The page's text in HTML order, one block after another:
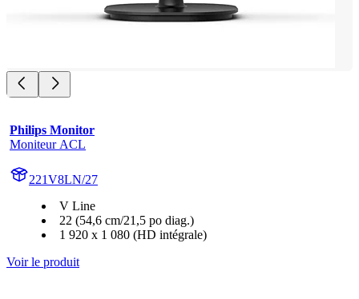
Philips Monitor
Moniteur ACL
221V8LN/27
V Line
22 (54,6 cm/21,5 po diag.)
1 920 x 1 080 (HD intégrale)
Voir le produit